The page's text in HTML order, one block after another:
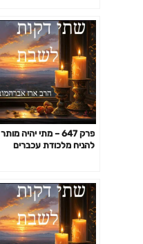
פרק 647 – מתי יהיה מותר
להניח מלכודת עכברים